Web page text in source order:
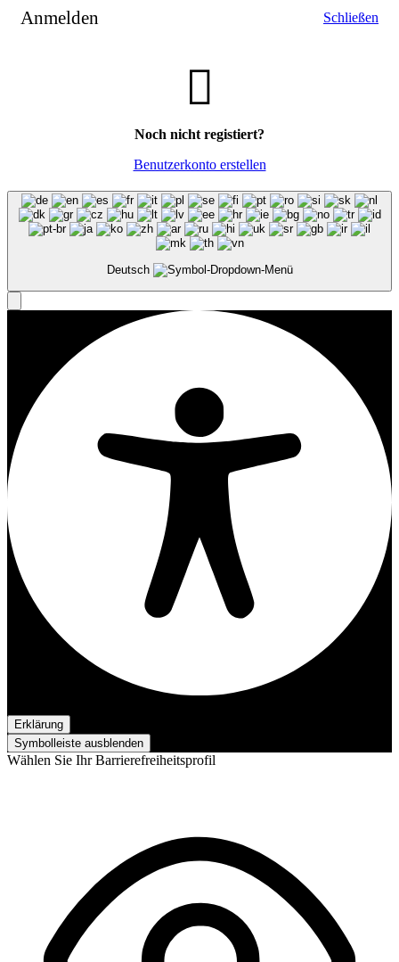
Anmelden Schließen
Noch nicht registiert?
Benutzerkonto erstellen
Deutsch
Erklärung
Symbolleiste ausblenden
Wählen Sie Ihr Barrierefreiheitsprofil